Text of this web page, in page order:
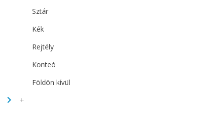
Sztár
Kék
Rejtély
Konteó
Földön kívül
+